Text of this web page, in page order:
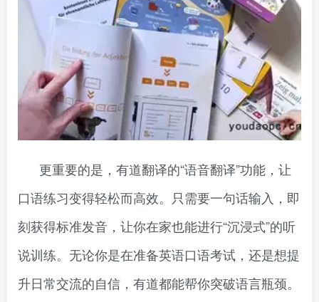
更重要的是，有道翻译的“语音翻译”功能，让
口语练习变得轻松而高效。只需要一句话输入，即
刻获得标准发音，让你在家也能进行“沉浸式”的听
说训练。无论你是在准备英语口语考试，还是想提
升日常交流的自信，有道都能帮你突破语言瓶颈。